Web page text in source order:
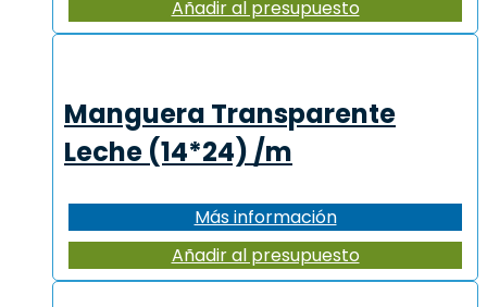
Añadir al presupuesto
Manguera Transparente
Leche (14*24) /m
Más información
Añadir al presupuesto